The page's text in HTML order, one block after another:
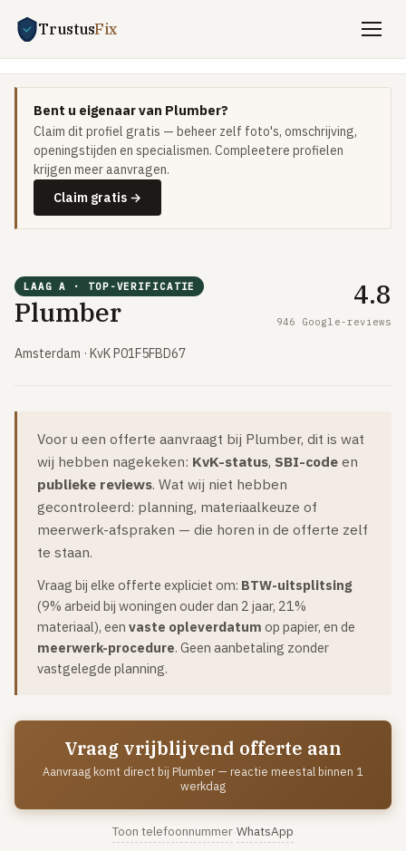
TrustusFix
Gratis offertes aanvragen
Vind een vakman
Klussen
SPOED 24/7
CV-storing
Warmtepomp-storing
Lekkage
Daklekkage
Stroom uitgevallen
Buitengesloten
VERBOUW
Dakkapel plaatsen
Dak renovatie
TUIN
CV-ketel vervangen
Vloerverwarming aanleggen
Bent u eigenaar van Plumber?
Claim dit profiel gratis — beheer zelf foto's, omschrijving,
openingstijden en specialismen. Compleetere profielen
krijgen meer aanvragen.
Claim gratis →
LAAG A · TOP-VERIFICATIE
Plumber
Amsterdam · KvK P01F5FBD67
4.8
946 Google-reviews
Voor u een offerte aanvraagt bij Plumber, dit is wat
wij hebben nagekeken: KvK-status, SBI-code en
publieke reviews. Wat wij niet hebben
gecontroleerd: planning, materiaalkeuze of
meerwerk-afspraken — die horen in de offerte zelf
te staan.
Vraag bij elke offerte expliciet om: BTW-uitsplitsing
(9% arbeid bij woningen ouder dan 2 jaar, 21%
materiaal), een vaste opleverdatum op papier, en de
meerwerk-procedure. Geen aanbetaling zonder
vastgelegde planning.
Vraag vrijblijvend offerte aan
Aanvraag komt direct bij Plumber — reactie meestal binnen 1
werkdag
Toon telefoonnummer·WhatsApp